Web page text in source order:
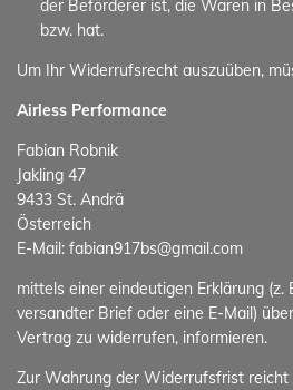
der Beförderer ist, die Waren in
bzw. hat.
Um Ihr Widerrufsrecht auszuüben,
Airless Performance
Fabian Robnik
Jakling 47
9433 St. Andrä
Österreich
E-Mail: fabian917bs@gmail.com
mittels einer eindeutigen Erklärung (z.
versandter Brief oder eine E-Mail)
Vertrag zu widerrufen, informieren.
Zur Wahrung der Widerrufsfrist reicht